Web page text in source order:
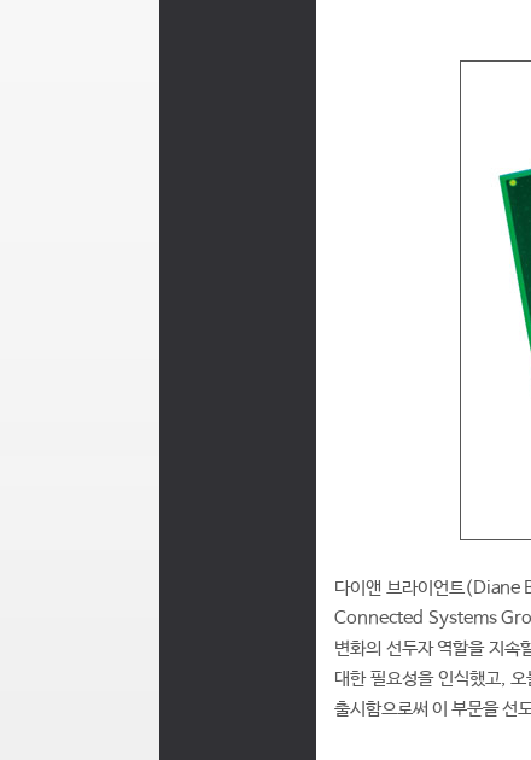
다이앤 브라이언트(Diane
Connected Systems
변화의 선두자 역할을 지속
대한 필요성을 인식했고,
출시함으로써 이 부문을 선